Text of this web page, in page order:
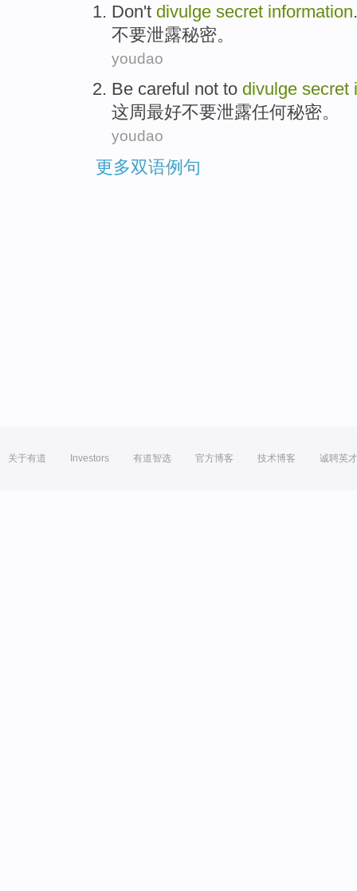
Don't divulge secret information.
不要泄露秘密。
youdao
Be careful not to divulge secret
这周最好不要泄露任何秘密。
youdao
更多双语例句
关于有道 Investors 有道智选 官方博客 技术博客 诚聘英才